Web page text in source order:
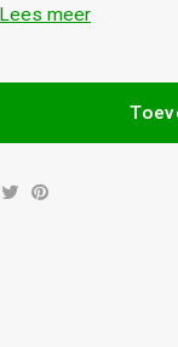
Lees meer